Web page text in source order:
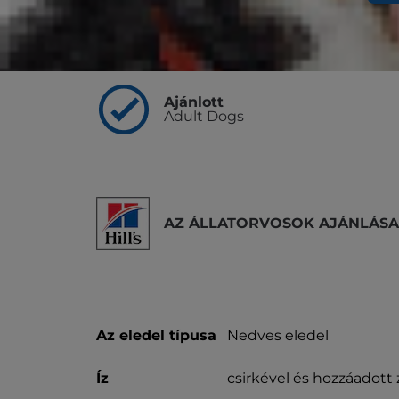
Kiemelt információk
Ajánlott
Adult Dogs
AZ ÁLLATORVOSOK AJÁNLÁSA
Az eledel típusa Nedves eledel
Íz csirkével és hozzáadott